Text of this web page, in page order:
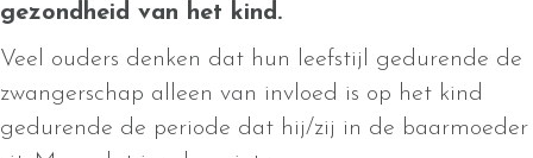
gezondheid van het kind.
Veel ouders denken dat hun leefstijl gedurende de
zwangerschap alleen van invloed is op het kind
gedurende de periode dat hij/zij in de baarmoeder